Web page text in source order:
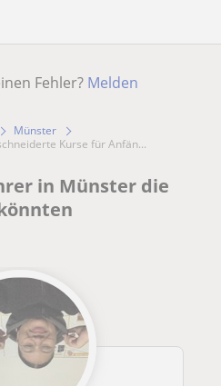
Fehler? Melden
Münster
Kurse für Anfän...
in Münster die